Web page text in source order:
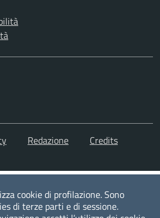
Redazione
Credits
cookie di profilazione. Sono
di terze parti e di sessione.